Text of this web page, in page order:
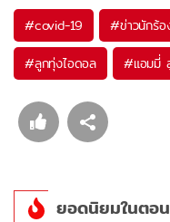
#covid-19 #ข่าวนักร้อ
#ลูกทุ่งไอดอล #แอมมี่
ยอดนิยมในตอ